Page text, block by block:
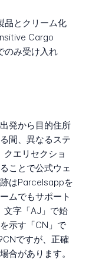
品とクリーム化
Cargo
のみ受け入れ
発から目的住所
間、異なるステ
クエリセクショ
ことで公式ウェ
はParcelsappを
ムでもサポート
文字「AJ」で始
示す「CN」で
ですが、正確
合があります。